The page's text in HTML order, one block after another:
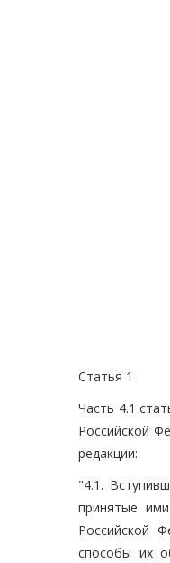
Статья 1
Часть 4.1
Российской
редакции:
"4.1.
принятые
Российской
способы их